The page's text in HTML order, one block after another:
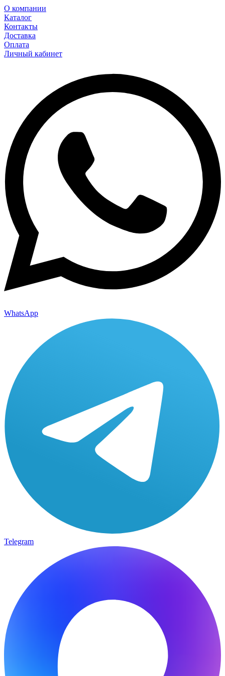
О компании
Каталог
Контакты
Доставка
Оплата
Личный кабинет
WhatsApp
Telegram